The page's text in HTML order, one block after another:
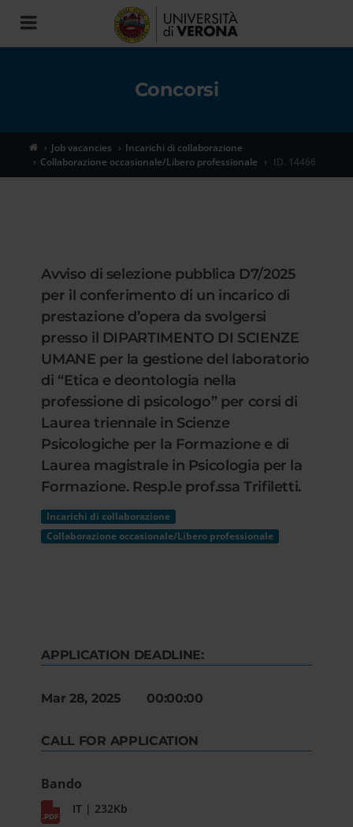
Toggle
navigation
Concorsi
Job vacancies
Incarichi di collaborazione
Collaborazione occasionale/Libero professionale
ID. 14466
Avviso di selezione pubblica D7/2025
per il conferimento di un incarico di
prestazione d’opera da svolgersi
presso il DIPARTIMENTO DI SCIENZE
UMANE per la gestione del laboratorio
di “Etica e deontologia nella
professione di psicologo” per corsi di
Laurea triennale in Scienze
Psicologiche per la Formazione e di
Laurea magistrale in Psicologia per la
Formazione. Resp.le prof.ssa Trifiletti.
Incarichi di collaborazione
Collaborazione occasionale/Libero professionale
APPLICATION DEADLINE:
Mar 28, 2025 00:00:00
CALL FOR APPLICATION
Bando
IT | 232Kb